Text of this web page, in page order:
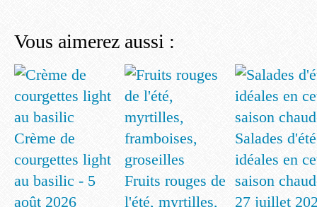
Vous aimerez aussi :
Crème de
courgettes light
au basilic - 5
août 2026
Fruits rouges de
l'été, myrtilles,
Salades d'été
idéales en
saison
27 juillet